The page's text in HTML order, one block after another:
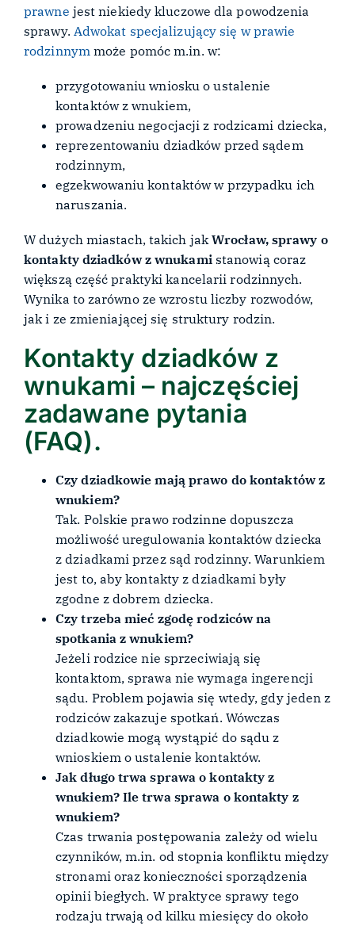
prawne jest niekiedy kluczowe dla powodzenia
sprawy. Adwokat specjalizujący się w prawie
rodzinnym może pomóc m.in. w:
przygotowaniu wniosku o ustalenie
kontaktów z wnukiem,
prowadzeniu negocjacji z rodzicami dziecka,
reprezentowaniu dziadków przed sądem
rodzinnym,
egzekwowaniu kontaktów w przypadku ich
naruszania.
W dużych miastach, takich jak Wrocław, sprawy o
kontakty dziadków z wnukami stanowią coraz
większą część praktyki kancelarii rodzinnych.
Wynika to zarówno ze wzrostu liczby rozwodów,
jak i ze zmieniającej się struktury rodzin.
Kontakty dziadków z
wnukami – najczęściej
zadawane pytania
(FAQ).
Czy dziadkowie mają prawo do kontaktów z
wnukiem?
Tak. Polskie prawo rodzinne dopuszcza
możliwość uregulowania kontaktów dziecka
z dziadkami przez sąd rodzinny. Warunkiem
jest to, aby kontakty z dziadkami były
zgodne z dobrem dziecka.
Czy trzeba mieć zgodę rodziców na
spotkania z wnukiem?
Jeżeli rodzice nie sprzeciwiają się
kontaktom, sprawa nie wymaga ingerencji
sądu. Problem pojawia się wtedy, gdy jeden z
rodziców zakazuje spotkań. Wówczas
dziadkowie mogą wystąpić do sądu z
wnioskiem o ustalenie kontaktów.
Jak długo trwa sprawa o kontakty z
wnukiem? Ile trwa sprawa o kontakty z
wnukiem?
Czas trwania postępowania zależy od wielu
czynników, m.in. od stopnia konfliktu między
stronami oraz konieczności sporządzenia
opinii biegłych. W praktyce sprawy tego
rodzaju trwają od kilku miesięcy do około